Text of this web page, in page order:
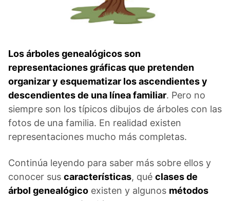
Los árboles genealógicos son
representaciones gráficas que pretenden
organizar y esquematizar los ascendientes y
descendientes de una línea familiar. Pero no
siempre son los típicos dibujos de árboles con las
fotos de una familia. En realidad existen
representaciones mucho más completas.
Continúa leyendo para saber más sobre ellos y
conocer sus características, qué clases de
árbol genealógico existen y algunos métodos